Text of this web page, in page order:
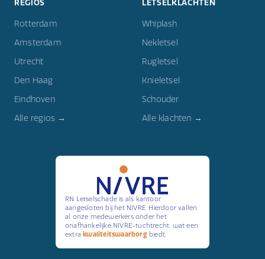
REGIOS
Rotterdam
Amsterdam
Utrecht
Den Haag
Eindhoven
Alle regios →
LETSELKLACHTEN
Whiplash
Nekletsel
Rugletsel
Knieletsel
Schouder
Alle klachten →
RN Letselschade is als kantoor
aangesloten bij het NIVRE. Hierdoor vallen
al onze medewerkers onder het
onafhankelijke NIVRE-tuchtrecht, wat een
extrakwaliteitswaarborgbiedt.